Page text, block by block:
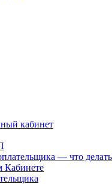
кабинет
— что
Кабинете